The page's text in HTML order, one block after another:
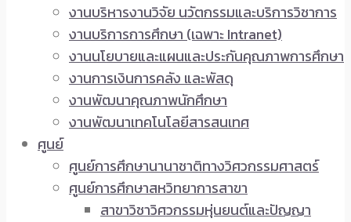
งานบริหารงานวิจัย นวัตกรรมและบริการวิชาการ
งานบริการการศึกษา (เฉพาะ Intranet)
งานนโยบายและแผนและประกันคุณภาพการศึกษา
งานการเงินการคลัง และพัสดุ
งานพัฒนาคุณภาพนักศึกษา
งานพัฒนาเทคโนโลยีสารสนเทศ
ศูนย์
ศูนย์การศึกษานานาชาติทางวิศวกรรมศาสตร์
ศูนย์การศึกษาสหวิทยาการสาขา
สาขาวิชาวิศวกรรมหุ่นยนต์และปัญญา